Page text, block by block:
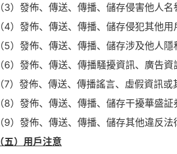
（3）發佈、傳送、傳播、儲存侵害他人
（4）發佈、傳送、傳播、儲存侵犯其他
（5）發佈、傳送、傳播、儲存涉及他人隱
（6）發佈、傳送、傳播騷擾資訊、廣告
（7）發佈、傳送、傳播謠言、虛假資訊或
（8）發佈、傳送、傳播、儲存干擾華盛
（9）發佈、傳送、傳播、儲存其他違反
（五）用戶注意